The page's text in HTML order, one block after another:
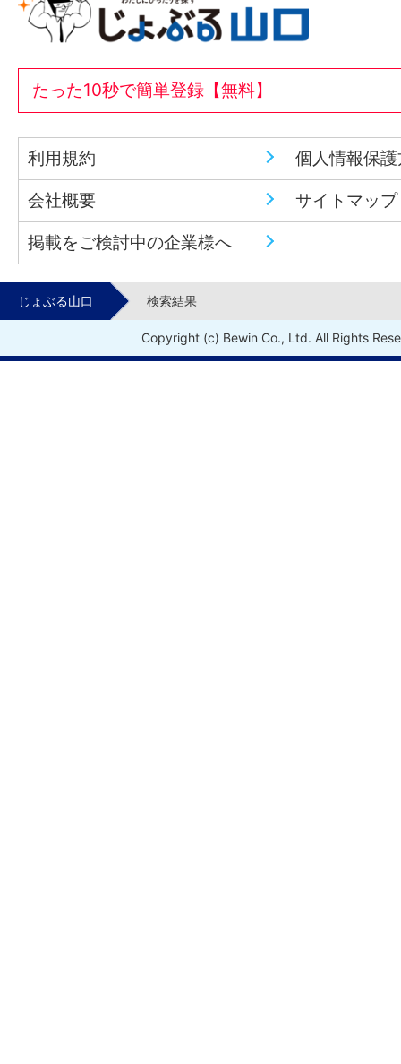
たった10秒で簡単登録【無料】
利用規約 個人情報保
会社概要 サイトマップ
掲載をご検討中の企業様へ
じょぶる山口 検索結果
Copyright (c) Bewin Co., Ltd. All Rights